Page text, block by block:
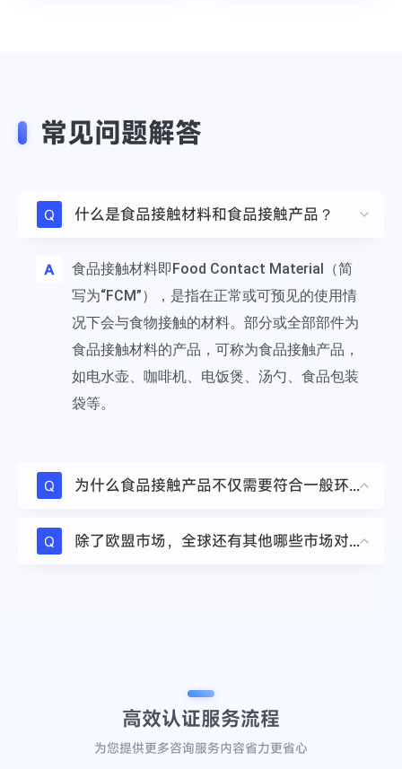
常见问题解答
Q 什么是食品接触材料和食品接触产品？
A
食品接触材料即Food Contact Material（简
写为“FCM”），是指在正常或可预见的使用情
况下会与食物接触的材料。部分或全部部件为
食品接触材料的产品，可称为食品接触产品，
如电水壶、咖啡机、电饭煲、汤勺、食品包装
袋等。
Q 为什么食品接触产品不仅需要符合一般环保要求，还需要符合更高的安全标准？
Q 除了欧盟市场，全球还有其他哪些市场对食品接触材料的卫生安全性作出了强制性规定？
高效认证服务流程
为您提供更多咨询服务内容省力更省心